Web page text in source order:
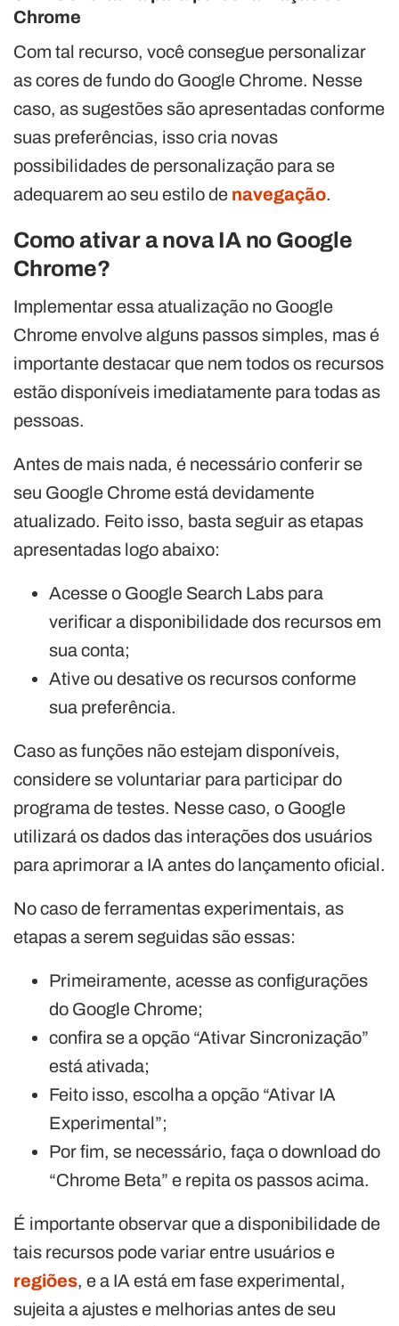
Chrome
Com tal recurso, você consegue personalizar
as cores de fundo do Google Chrome. Nesse
caso, as sugestões são apresentadas conforme
suas preferências, isso cria novas
possibilidades de personalização para se
adequarem ao seu estilo de navegação.
Como ativar a nova IA no Google
Chrome?
Implementar essa atualização no Google
Chrome envolve alguns passos simples, mas é
importante destacar que nem todos os recursos
estão disponíveis imediatamente para todas as
pessoas.
Antes de mais nada, é necessário conferir se
seu Google Chrome está devidamente
atualizado. Feito isso, basta seguir as etapas
apresentadas logo abaixo:
Acesse o Google Search Labs para
verificar a disponibilidade dos recursos em
sua conta;
Ative ou desative os recursos conforme
sua preferência.
Caso as funções não estejam disponíveis,
considere se voluntariar para participar do
programa de testes. Nesse caso, o Google
utilizará os dados das interações dos usuários
para aprimorar a IA antes do lançamento oficial.
No caso de ferramentas experimentais, as
etapas a serem seguidas são essas:
Primeiramente, acesse as configurações
do Google Chrome;
confira se a opção “Ativar Sincronização”
está ativada;
Feito isso, escolha a opção “Ativar IA
Experimental”;
Por fim, se necessário, faça o download do
“Chrome Beta” e repita os passos acima.
É importante observar que a disponibilidade de
tais recursos pode variar entre usuários e
regiões, e a IA está em fase experimental,
sujeita a ajustes e melhorias antes de seu